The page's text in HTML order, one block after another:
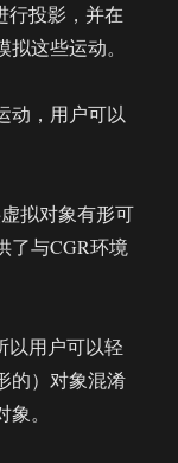
行投影，并在
这些运动。
动，用户可以
拟对象有形可
了与CGR环境
以用户可以轻
的）对象混淆
。